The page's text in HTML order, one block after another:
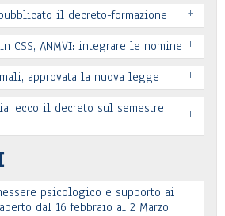
il decreto-formazione +
CSS, ANMVI: integrare le nomine +
approvata la nuova legge +
ecco il decreto sul semestre
+
psicologico e supporto ai
dal 16 febbraio al 2 Marzo